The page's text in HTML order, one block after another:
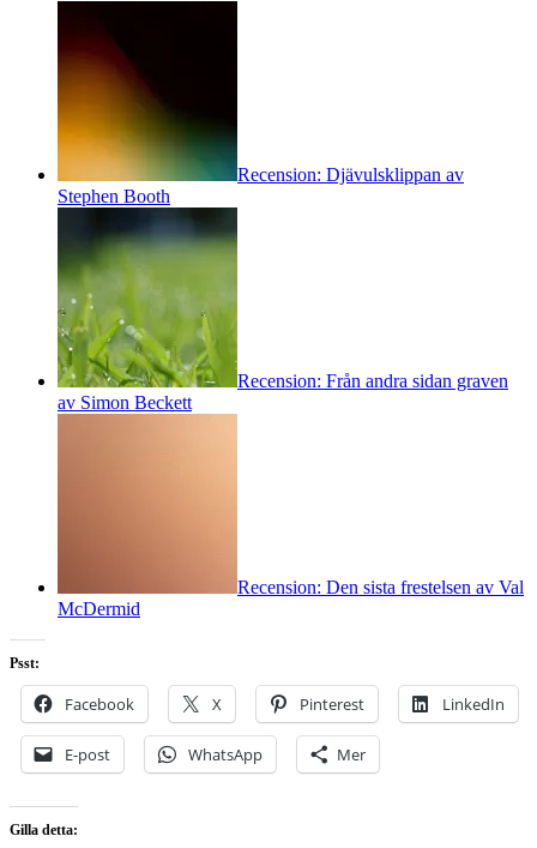
Recension: Djävulsklippan av
Stephen Booth
Recension: Från andra sidan graven
av Simon Beckett
Recension: Den sista frestelsen av Val
McDermid
Psst:
Facebook X Pinterest LinkedIn
E-post WhatsApp Mer
Gilla detta: